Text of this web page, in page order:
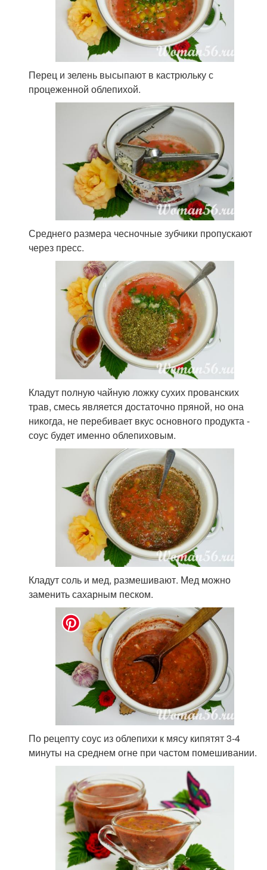
Перец и зелень высыпают в кастрюльку с
процеженной облепихой.
Среднего размера чесночные зубчики пропускают
через пресс.
Кладут полную чайную ложку сухих прованских
трав, смесь является достаточно пряной, но она
никогда, не перебивает вкус основного продукта -
соус будет именно облепиховым.
Кладут соль и мед, размешивают. Мед можно
заменить сахарным песком.
По рецепту соус из облепихи к мясу кипятят 3-4
минуты на среднем огне при частом помешивании.